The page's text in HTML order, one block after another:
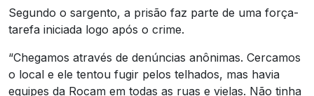
Segundo o sargento, a prisão faz parte de uma força-
tarefa iniciada logo após o crime.
“Chegamos através de denúncias anônimas. Cercamos
o local e ele tentou fugir pelos telhados, mas havia
equipes da Rocam em todas as ruas e vielas. Não tinha